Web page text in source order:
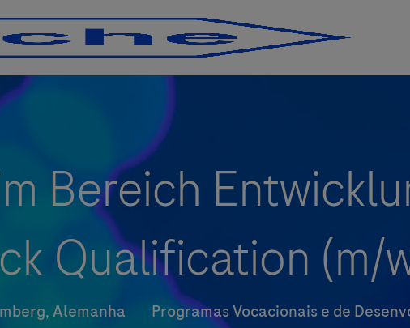
Bereich
Qualification (m/
Alemanha Categoria
Programas Vocacionais e de